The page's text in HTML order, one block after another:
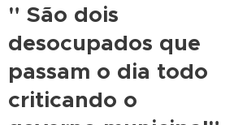
" São dois
desocupados que
passam o dia todo
criticando o